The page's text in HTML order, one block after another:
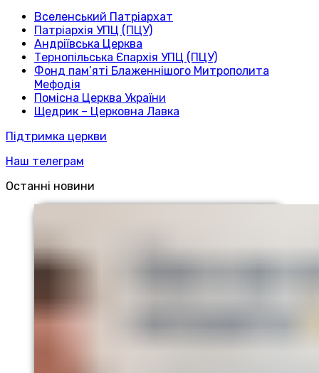
Вселенський Патріархат
Патріархія УПЦ (ПЦУ)
Андріївська Церква
Тернопільська Єпархія УПЦ (ПЦУ)
Фонд пам’яті Блаженнішого Митрополита
Мефодія
Помісна Церква України
Щедрик – Церковна Лавка
Підтримка церкви
Наш телеграм
Останні новини